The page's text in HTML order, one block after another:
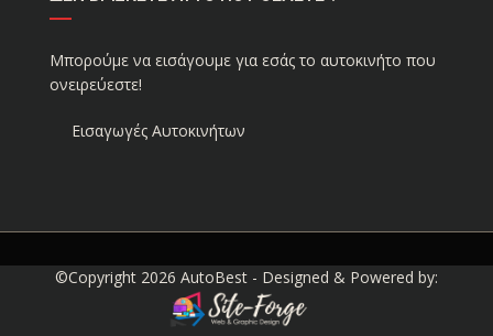
Μπορούμε να εισάγουμε για εσάς το αυτοκινήτο που
ονειρεύεστε!
Εισαγωγές Αυτοκινήτων
©Copyright 2026 AutoBest - Designed & Powered by: